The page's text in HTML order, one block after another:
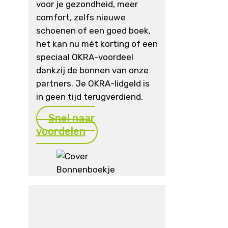
voor je gezondheid, meer
comfort, zelfs nieuwe
schoenen of een goed boek,
het kan nu mét korting of een
speciaal OKRA-voordeel
dankzij de bonnen van onze
partners. Je OKRA-lidgeld is
in geen tijd terugverdiend.
Snel naar
voordelen